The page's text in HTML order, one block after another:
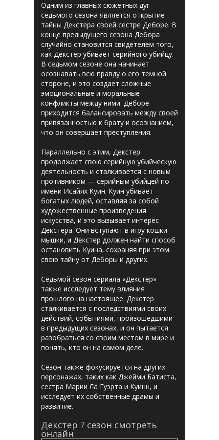
Одним из главных сюжетных дуг
седьмого сезона является открытие
тайны Декстера своей сестре Деборе. В
конце предыдущего сезона Дебора
случайно становится свидетелем того,
как Декстер убивает серийного убийцу.
В седьмом сезоне она начинает
осознавать всю правду о его темной
стороне, и это создает сложные
эмоциональные и моральные
конфликты между ними. Деборе
приходится балансировать между своей
привязанностью к брату и осознанием,
что он совершает преступления.
Параллельно с этим, Декстер
продолжает свою серийную убийческую
деятельность и сталкивается с новым
противником — серийным убийцей по
имени Исайях Куин. Куин убивает
богатых людей, оставляя за собой
художественные произведения
искусства, и это вызывает интерес
Декстера. Они вступают в игру кошки-
мышки, и Декстер должен найти способ
остановить Куина, сохраняя при этом
свою тайну от Деборы и других.
Седьмой сезон сериала «Декстер»
также исследует тему влияния
прошлого на настоящее. Декстер
сталкивается с последствиями своих
действий, событиями, произошедшими
в предыдущих сезонах, и он пытается
разобраться со своим местом в мире и
понять, кто он на самом деле.
Сезон также фокусируется на других
персонажах, таких как Джейми Батиста,
сестра Марии Ла Гуэрта и Куинн, и
исследует их собственные драмы и
развитие.
Декстер 7 сезон смотреть
онлайн